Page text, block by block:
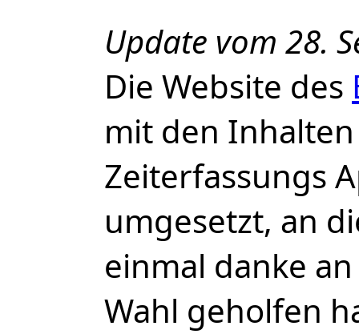
Update vom 28.
Die Website des
mit den
Zeiterfassungs
umgesetzt, an
einmal danke
Wahl geholfen